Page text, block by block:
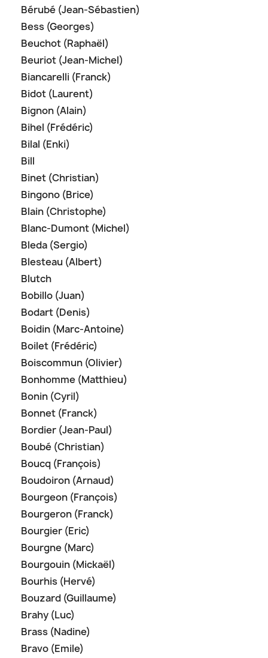
Bérubé (Jean-Sébastien)
Bess (Georges)
Beuchot (Raphaël)
Beuriot (Jean-Michel)
Biancarelli (Franck)
Bidot (Laurent)
Bignon (Alain)
Bihel (Frédéric)
Bilal (Enki)
Bill
Binet (Christian)
Bingono (Brice)
Blain (Christophe)
Blanc-Dumont (Michel)
Bleda (Sergio)
Blesteau (Albert)
Blutch
Bobillo (Juan)
Bodart (Denis)
Boidin (Marc-Antoine)
Boilet (Frédéric)
Boiscommun (Olivier)
Bonhomme (Matthieu)
Bonin (Cyril)
Bonnet (Franck)
Bordier (Jean-Paul)
Boubé (Christian)
Boucq (François)
Boudoiron (Arnaud)
Bourgeon (François)
Bourgeron (Franck)
Bourgier (Eric)
Bourgne (Marc)
Bourgouin (Mickaël)
Bourhis (Hervé)
Bouzard (Guillaume)
Brahy (Luc)
Brass (Nadine)
Bravo (Emile)